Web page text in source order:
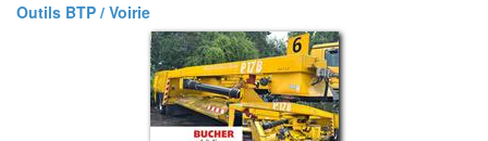
Outils BTP / Voirie